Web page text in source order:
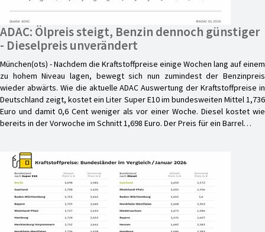
ADAC: Ölpreis steigt, Benzin dennoch günstiger
- Dieselpreis unverändert
München(ots) - Nachdem die Kraftstoffpreise einige Wochen lang auf einem
zu hohem Niveau lagen, bewegt sich nun zumindest der Benzinpreis
wieder abwärts. Wie die aktuelle ADAC Auswertung der Kraftstoffpreise in
Deutschland zeigt, kostet ein Liter Super E10 im bundesweiten Mittel 1,736
Euro und damit 0,6 Cent weniger als vor einer Woche. Diesel kostet wie
bereits in der Vorwoche im Schnitt 1,698 Euro. Der Preis für ein Barrel…